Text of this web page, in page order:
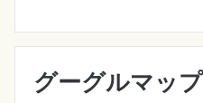
グーグルマッ